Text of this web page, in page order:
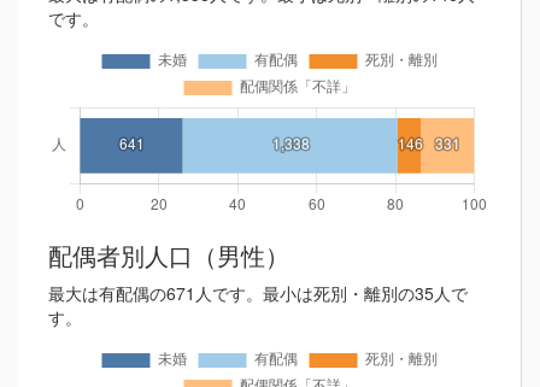
です。
配偶者別人口（男性）
最大は有配偶の671人です。最小は死別・離別の35人で
す。